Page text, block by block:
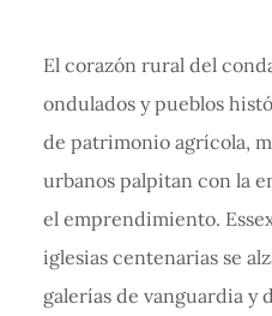
El corazón rural del
ondulados y pueblos
de patrimonio agrícola,
urbanos palpitan con la
el emprendimiento.
iglesias centenarias se
galerías de vanguardia y